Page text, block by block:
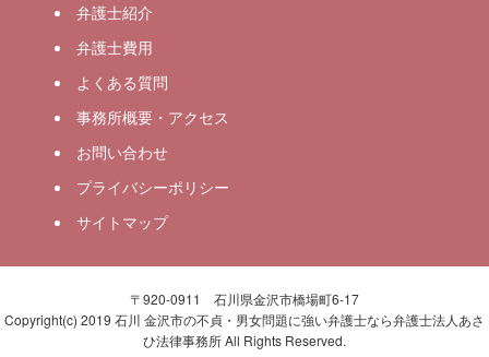
弁護士紹介
弁護士費用
よくある質問
事務所概要・アクセス
お問い合わせ
プライバシーポリシー
サイトマップ
〒920-0911 石川県金沢市橋場町6-17
Copyright(c) 2019 石川 金沢市の不貞・男女問題に強い弁護士なら弁護士法人あさ
ひ法律事務所 All Rights Reserved.